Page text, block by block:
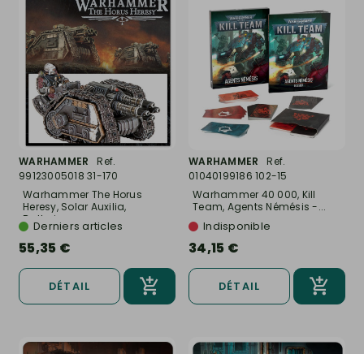
WARHAMMER
Ref.
99123005018 31-170
Warhammer The Horus
Heresy, Solar Auxilia,
Batterie...
Derniers articles
55,35 €
DÉTAIL
WARHAMMER
Ref.
01040199186 102-15
Warhammer 40 000, Kill
Team, Agents Némésis -...
Indisponible
34,15 €
DÉTAIL